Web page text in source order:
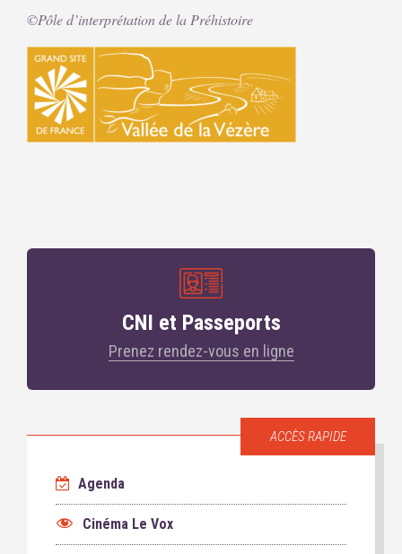
©Pôle d’interprétation de la Préhistoire
CNI et Passeports
Prenez rendez-vous en ligne
ACCÈS RAPIDE
Agenda
Cinéma Le Vox